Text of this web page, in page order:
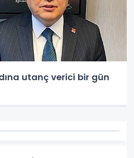
utanç verici bir gün